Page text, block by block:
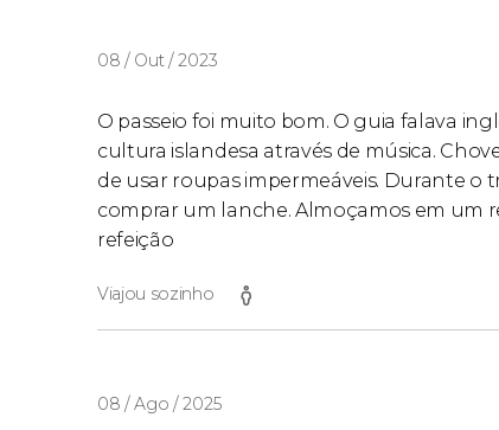
08 / Out / 2023
O passeio foi muito bom. O guia falava
cultura islandesa através de música.
de usar roupas impermeáveis. Durante o
comprar um lanche. Almoçamos em um
refeição
Viajou sozinho
08 / Ago / 2025